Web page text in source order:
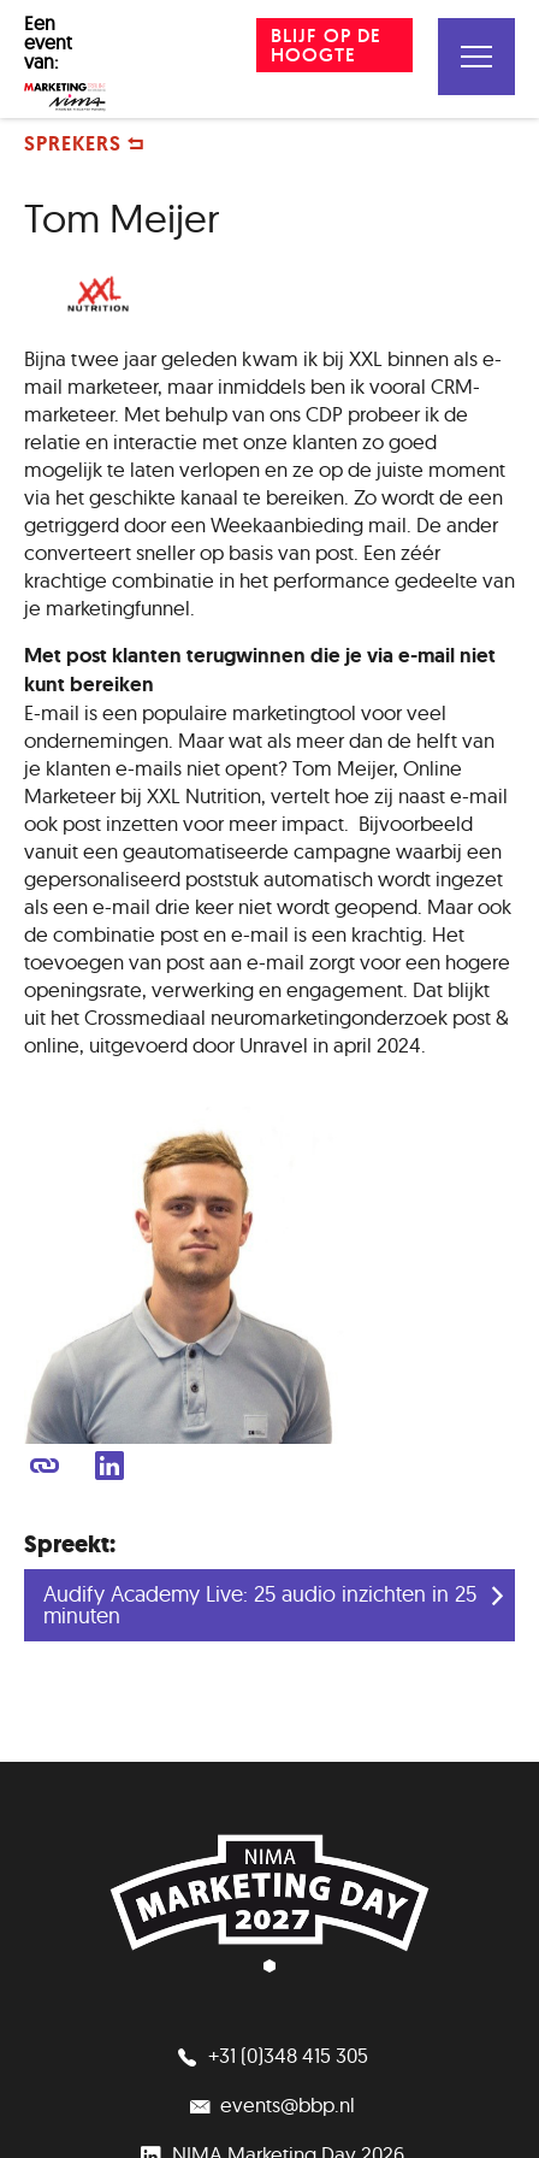
BLIJF OP DE
HOOGTE
Een
event
van:
SPREKERS
Tom Meijer
Bijna twee jaar geleden kwam ik bij XXL binnen als e-
mail marketeer, maar inmiddels ben ik vooral CRM-
marketeer. Met behulp van ons CDP probeer ik de
relatie en interactie met onze klanten zo goed
mogelijk te laten verlopen en ze opde juiste moment
via het geschikte kanaal te bereiken. Zo wordt de een
getriggerd door een Weekaanbieding mail. De ander
converteert sneller op basis van post. Een zéér
krachtige combinatie in het performance gedeelte van
je marketingfunnel
Met post klanten terugwinnen die je via e-mail niet
kunt bereiken
E-mail is een populaire marketingtool voor veel
ondernemingen. Maar wat als meer dan de helft van
je klanten e-mails niet opent?Tom Meijer, Online
Marketeer bij XXL Nutrition, vertelt hoe zij naast e-mail
ook post inzettenvoor meer impact
Bijvoorbeeld
vanuit eengeautomatiseerde campagne waarbij een
gepersonaliseerd poststuk automatisch wordt ingezet
als een e-mail drie keer niet wordt geopend. Maarook
de combinatie post en e-mail is een krachtig. Het
toevoegen van post aan e-mail zorgt voor een hogere
openingsrate, verwerking en engagement. Dat blijkt
uit hetCrossmediaal neuromarketingonderzoek post &
online, uitgevoerd doorUnravel in april 2024.
Spreekt:
Audify Academy Live: 25 audio inzichten in 25
minuten
+31 (0)348 415 305
events@bbp.nl